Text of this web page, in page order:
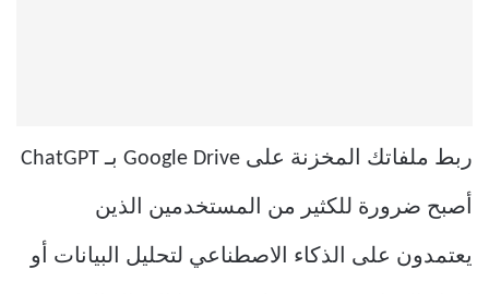
ربط ملفاتك المخزنة على Google Drive بـ ChatGPT
أصبح ضرورة للكثير من المستخدمين الذين
يعتمدون على الذكاء الاصطناعي لتحليل البيانات أو